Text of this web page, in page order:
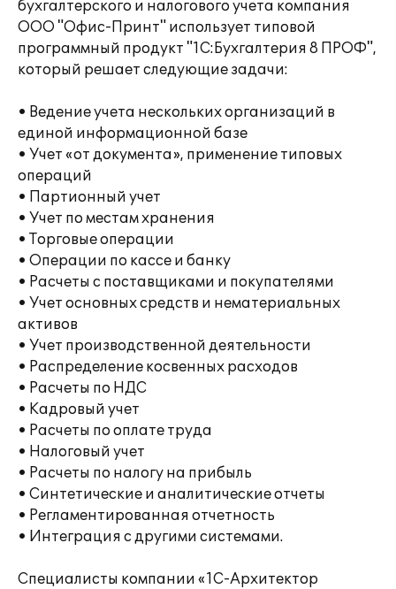
бухгалтерского и налогового учета компания
ООО "Офис-Принт" использует типовой
программный продукт "1С:Бухгалтерия 8 ПРОФ",
который решает следующие задачи:
• Ведение учета нескольких организаций в
единой информационной базе
• Учет «от документа», применение типовых
операций
• Партионный учет
• Учет по местам хранения
• Торговые операции
• Операции по кассе и банку
• Расчеты с поставщиками и покупателями
• Учет основных средств и нематериальных
активов
• Учет производственной деятельности
• Распределение косвенных расходов
• Расчеты по НДС
• Кадровый учет
• Расчеты по оплате труда
• Налоговый учет
• Расчеты по налогу на прибыль
• Синтетические и аналитические отчеты
• Регламентированная отчетность
• Интеграция с другими системами.
Специалисты компании «1С-Архитектор